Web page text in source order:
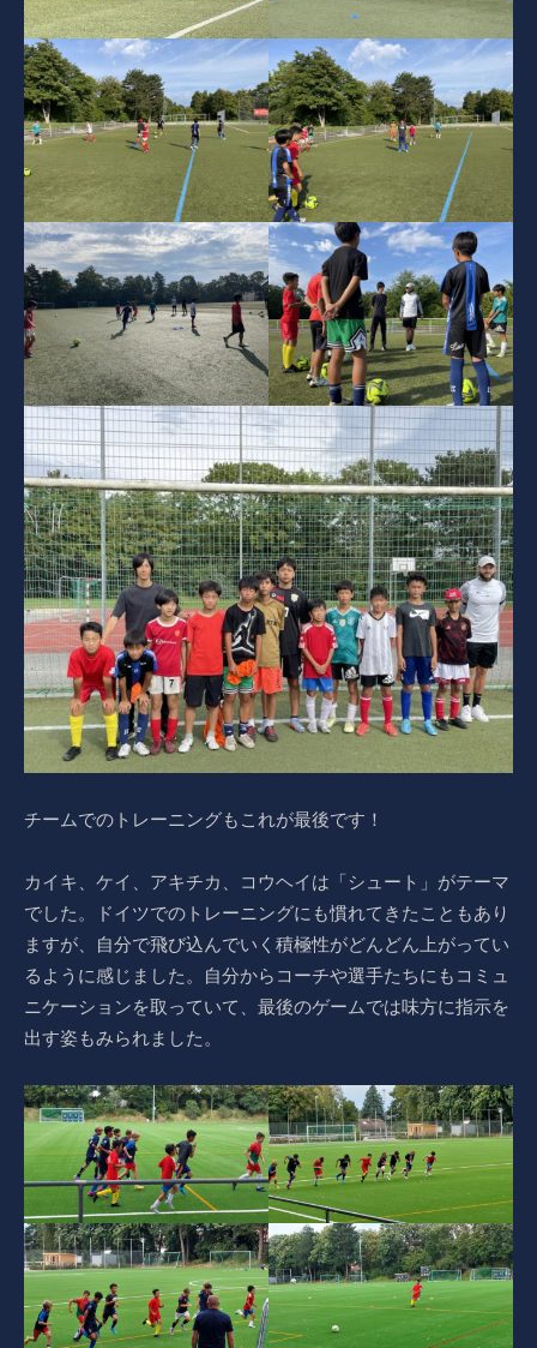
チームでのトレーニングもこれが最後です！
カイキ、ケイ、アキチカ、コウヘイは「シュート」がテーマ
でした。ドイツでのトレーニングにも慣れてきたこともあり
ますが、自分で飛び込んでいく積極性がどんどん上がってい
るように感じました。自分からコーチや選手たちにもコミュ
ニケーションを取っていて、最後のゲームでは味方に指示を
出す姿もみられました。